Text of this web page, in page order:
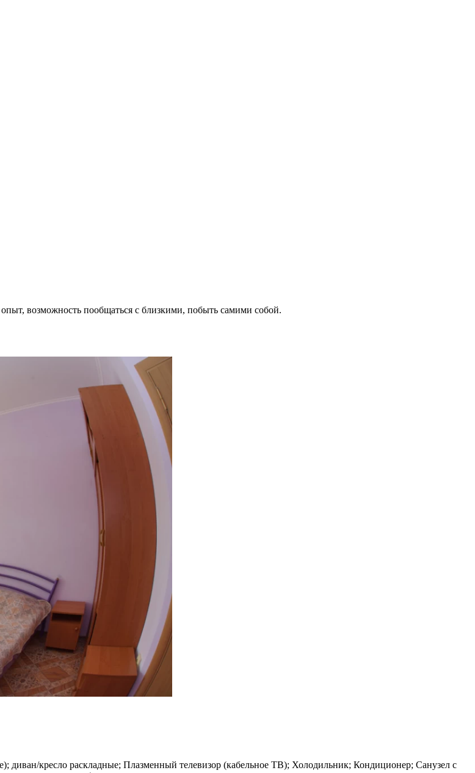
возможность пообщаться с близкими, побыть самими собой.
диван/кресло раскладные; Плазменный телевизор (кабельное ТВ); Холодильник; Кондиционер; Санузел с